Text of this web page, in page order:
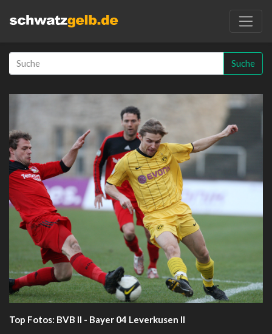
Suche
Top Fotos: BVB II - Bayer 04 Leverkusen II